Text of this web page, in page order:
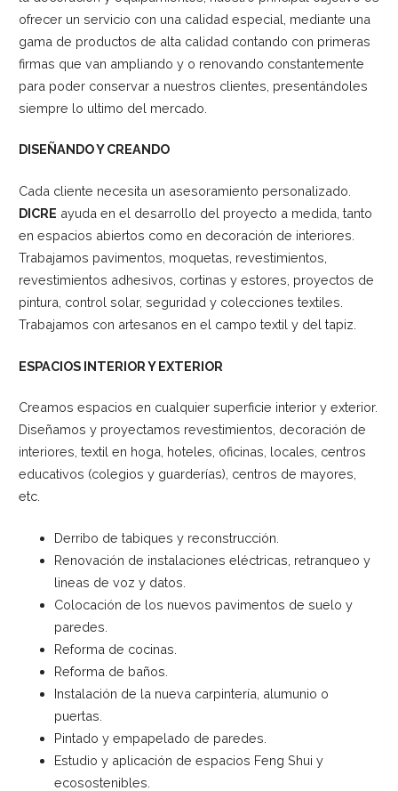
ofrecer un servicio con una calidad especial, mediante una
gama de productos de alta calidad contando con primeras
firmas que van ampliando y o renovando constantemente
para poder conservar a nuestros clientes, presentándoles
siempre lo ultimo del mercado.
DISEÑANDO Y CREANDO
Cada cliente necesita un asesoramiento personalizado.
DICRE ayuda en el desarrollo del proyecto a medida, tanto
en espacios abiertos como en decoración de interiores.
Trabajamos pavimentos, moquetas, revestimientos,
revestimientos adhesivos, cortinas y estores, proyectos de
pintura, control solar, seguridad y colecciones textiles.
Trabajamos con artesanos en el campo textil y del tapiz.
ESPACIOS INTERIOR Y EXTERIOR
Creamos espacios en cualquier superficie interior y exterior.
Diseñamos y proyectamos revestimientos, decoración de
interiores, textil en hoga, hoteles, oficinas, locales, centros
educativos (colegios y guarderías), centros de mayores,
etc.
Derribo de tabiques y reconstrucción.
Renovación de instalaciones eléctricas, retranqueo y
lineas de voz y datos.
Colocación de los nuevos pavimentos de suelo y
paredes.
Reforma de cocinas.
Reforma de baños.
Instalación de la nueva carpintería, alumunio o
puertas.
Pintado y empapelado de paredes.
Estudio y aplicación de espacios Feng Shui y
ecosostenibles.